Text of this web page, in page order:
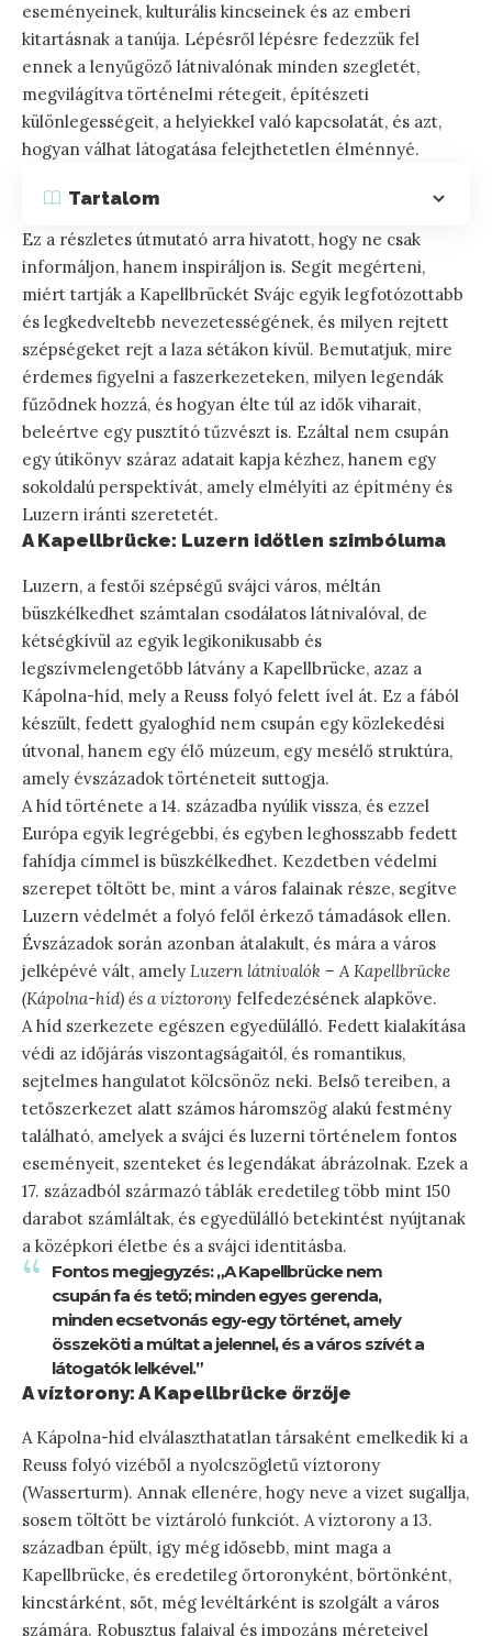
eseményeinek, kulturális kincseinek és az emberi
kitartásnak a tanúja. Lépésről lépésre fedezzük fel
ennek a lenyűgöző látnivalónak minden szegletét,
megvilágítva történelmi rétegeit, építészeti
különlegességeit, a helyiekkel való kapcsolatát, és azt,
hogyan válhat látogatása felejthetetlen élménnyé.
Tartalom
Ez a részletes útmutató arra hivatott, hogy ne csak
informáljon, hanem inspiráljon is. Segít megérteni,
miért tartják a Kapellbrückét Svájc egyik legfotózottabb
és legkedveltebb nevezetességének, és milyen rejtett
szépségeket rejt a laza sétákon kívül. Bemutatjuk, mire
érdemes figyelni a faszerkezeteken, milyen legendák
fűződnek hozzá, és hogyan élte túl az idők viharait,
beleértve egy pusztító tűzvészt is. Ezáltal nem csupán
egy útikönyv száraz adatait kapja kézhez, hanem egy
sokoldalú perspektívát, amely elmélyíti az építmény és
Luzern iránti szeretetét.
A Kapellbrücke: Luzern időtlen szimbóluma
Luzern, a festői szépségű svájci város, méltán
büszkélkedhet számtalan csodálatos látnivalóval, de
kétségkívül az egyik legikonikusabb és
legszívmelengetőbb látvány a Kapellbrücke, azaz a
Kápolna-híd, mely a Reuss folyó felett ível át. Ez a fából
készült, fedett gyaloghíd nem csupán egy közlekedési
útvonal, hanem egy élő múzeum, egy mesélő struktúra,
amely évszázadok történeteit suttogja.
A híd története a 14. századba nyúlik vissza, és ezzel
Európa egyik legrégebbi, és egyben leghosszabb fedett
fahídja címmel is büszkélkedhet. Kezdetben védelmi
szerepet töltött be, mint a város falainak része, segítve
Luzern védelmét a folyó felől érkező támadások ellen.
Évszázadok során azonban átalakult, és mára a város
jelképévé vált, amely Luzern látnivalók – A Kapellbrücke
(Kápolna-híd) és a víztorony felfedezésének alapköve.
A híd szerkezete egészen egyedülálló. Fedett kialakítása
védi az időjárás viszontagságaitól, és romantikus,
sejtelmes hangulatot kölcsönöz neki. Belső tereiben, a
tetőszerkezet alatt számos háromszög alakú festmény
található, amelyek a svájci és luzerni történelem fontos
eseményeit, szenteket és legendákat ábrázolnak. Ezek a
17. századból származó táblák eredetileg több mint 150
darabot számláltak, és egyedülálló betekintést nyújtanak
a középkori életbe és a svájci identitásba.
Fontos megjegyzés: „A Kapellbrücke nem
csupán fa és tető; minden egyes gerenda,
minden ecsetvonás egy-egy történet, amely
összeköti a múltat a jelennel, és a város szívét a
látogatók lelkével.”
A víztorony: A Kapellbrücke őrzője
A Kápolna-híd elválaszthatatlan társaként emelkedik ki a
Reuss folyó vizéből a nyolcszögletű víztorony
(Wasserturm). Annak ellenére, hogy neve a vizet sugallja,
sosem töltött be víztároló funkciót. A víztorony a 13.
században épült, így még idősebb, mint maga a
Kapellbrücke, és eredetileg őrtoronyként, börtönként,
kincstárként, sőt, még levéltárként is szolgált a város
számára. Robusztus falaival és impozáns méreteivel